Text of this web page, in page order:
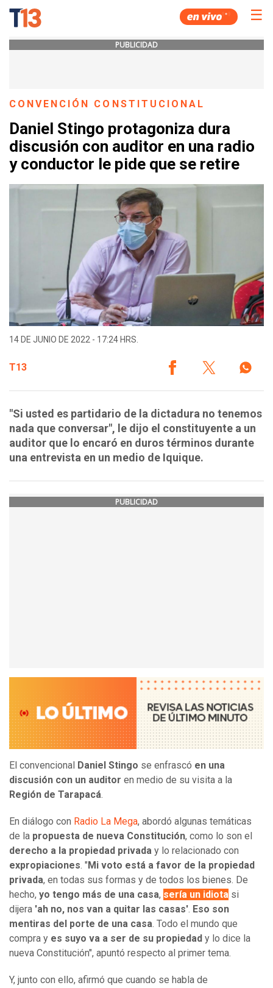
☰
PUBLICIDAD
CONVENCIÓN CONSTITUCIONAL
Daniel Stingo protagoniza dura
discusión con auditor en una radio
y conductor le pide que se retire
14 DE JUNIO DE 2022 - 17:24 HRS.
T13
"Si usted es partidario de la dictadura no tenemos
nada que conversar", le dijo el constituyente a un
auditor que lo encaró en duros términos durante
una entrevista en un medio de Iquique.
PUBLICIDAD
El convencional Daniel Stingo se enfrascó en una
discusión con un auditor en medio de su visita a la
Región de Tarapacá.
En diálogo con Radio La Mega, abordó algunas temáticas
de la propuesta de nueva Constitución, como lo son el
derecho a la propiedad privada y lo relacionado con
expropiaciones. " Mi voto está a favor de la propiedad
privada, en todas sus formas y de todos los bienes. De
hecho, yo tengo más de una casa, sería un idiota si
dijera 'ah no, nos van a quitar las casas'. Eso son
mentiras del porte de una casa. Todo el mundo que
compra y es suyo va a ser de su propiedad y lo dice la
nueva Constitución", apuntó respecto al primer tema.
Y, junto con ello, afirmó que cuando se habla de